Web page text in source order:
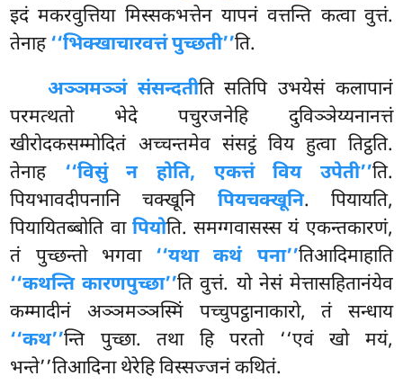
इदं मकरवुत्तिया मिस्सकभत्तेन यापनं वत्तन्ति कत्वा वुत्तं.
तेनाह‘‘भिक्खाचारवत्तं पुच्छती’’ति.
अञ्ञमञ्ञं संसन्दतीति सतिपि उभयेसं कलापानं
परमत्थतो भेदे पचुरजनेहि दुविञ्ञेय्यनानत्तं
खीरोदकसम्मोदितं अच्चन्तमेव संसट्ठं विय हुत्वा तिट्ठति.
तेनाह ‘‘विसुं न होति, एकत्तं विय उपेती’’ति.
पियभावदीपनानि चक्खूनि पियचक्खूनि. पियायति,
पियायितब्बोति वा पियोति. समग्गवासस्स यं एकन्तकारणं,
तं पुच्छन्तो भगवा ‘‘यथा कथं पना’’तिआदिमाहाति
‘‘कथन्ति कारणपुच्छा’’ति वुत्तं. यो नेसं मेत्तासहितानंयेव
कम्मादीनं अञ्ञमञ्ञस्मिं पच्चुपट्ठानाकारो, तं सन्धाय
‘‘कथ’’न्ति पुच्छा. तथा हि परतो ‘‘एवं खो मयं,
भन्ते’’तिआदिना थेरेहि विस्सज्जनं कथितं.